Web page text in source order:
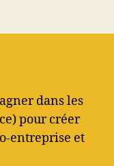
dans les
pour créer
entreprise et